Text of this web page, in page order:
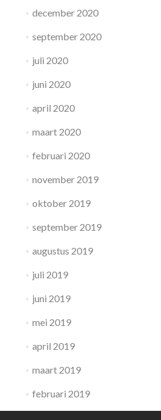
december 2020
september 2020
juli 2020
juni 2020
april 2020
maart 2020
februari 2020
november 2019
oktober 2019
september 2019
augustus 2019
juli 2019
juni 2019
mei 2019
april 2019
maart 2019
februari 2019